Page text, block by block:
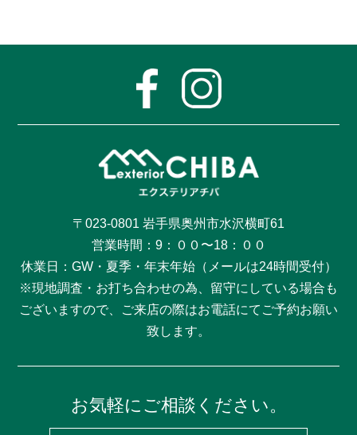
〒023-0801 岩手県奥州市水沢横町61
営業時間：9：００〜18：００
休業日：GW・夏季・年末年始（メールは24時間受付）
※現地調査・お打ち合わせの為、留守にしている場合も
ございますので、ご来店の際はお電話にてご予約お願い
致します。
お気軽にご相談ください。